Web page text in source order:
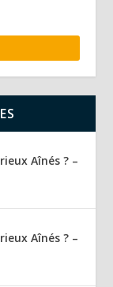
Aînés ? –
Aînés ? –